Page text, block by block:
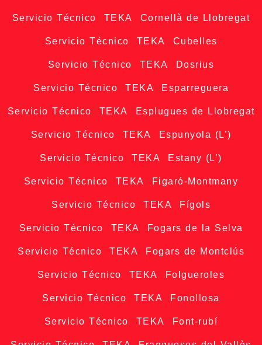
Servicio Técnico TEKA Cornellà de Llobregat
Servicio Técnico TEKA Cubelles
Servicio Técnico TEKA Dosrius
Servicio Técnico TEKA Esparreguera
Servicio Técnico TEKA Esplugues de Llobregat
Servicio Técnico TEKA Espunyola (L’)
Servicio Técnico TEKA Estany (L’)
Servicio Técnico TEKA Figaró-Montmany
Servicio Técnico TEKA Fígols
Servicio Técnico TEKA Fogars de la Selva
Servicio Técnico TEKA Fogars de Montclús
Servicio Técnico TEKA Folgueroles
Servicio Técnico TEKA Fonollosa
Servicio Técnico TEKA Font-rubí